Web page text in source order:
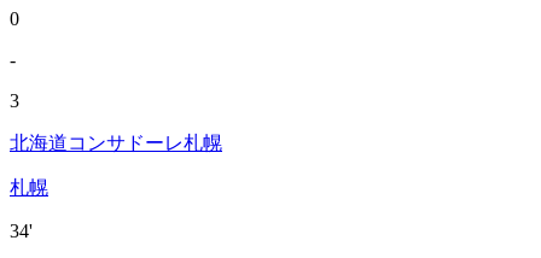
0
-
3
北海道コンサドーレ札幌
札幌
34'